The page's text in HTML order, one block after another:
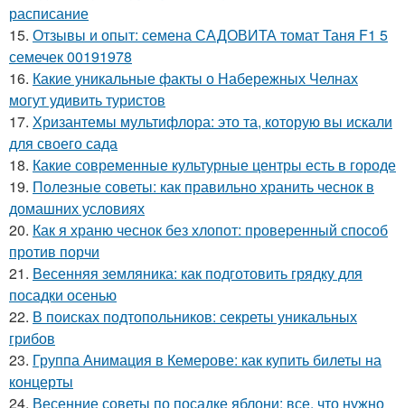
расписание
15. Отзывы и опыт: семена САДОВИТА томат Таня F1 5
семечек 00191978
16. Какие уникальные факты о Набережных Челнах
могут удивить туристов
17. Хризантемы мультифлора: это та, которую вы искали
для своего сада
18. Какие современные культурные центры есть в городе
19. Полезные советы: как правильно хранить чеснок в
домашних условиях
20. Как я храню чеснок без хлопот: проверенный способ
против порчи
21. Весенняя земляника: как подготовить грядку для
посадки осенью
22. В поисках подтопольников: секреты уникальных
грибов
23. Группа Анимация в Кемерове: как купить билеты на
концерты
24. Весенние советы по посадке яблони: все, что нужно